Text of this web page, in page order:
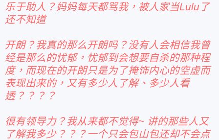
乐于助人？妈妈每天都骂我，被人家当Lulu了
还不知道
开朗？我真的那么开朗吗？没有人会相信我曾
经是那么的忧郁，忧郁到会想要自杀的那种程
度，而现在的开朗只是为了掩饰内心的空虚而
表现出来的，又有多少人了解、多少人看
透？？？？
很有领导力？我从来都不觉得~ 讲的那些人又
了解我多少？？？一个只会包山包还却不会点